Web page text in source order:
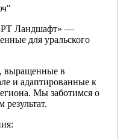
Ландшафт» —
для уральского
выращенные в
и адаптированные к
Мы заботимся о